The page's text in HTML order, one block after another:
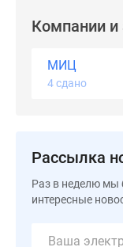
реновации
Новостройки
бизнес-
класса
Рассрочка
Компании и
МИЦ
4 сдано
Рассылка
Раз в неделю мы
интересные